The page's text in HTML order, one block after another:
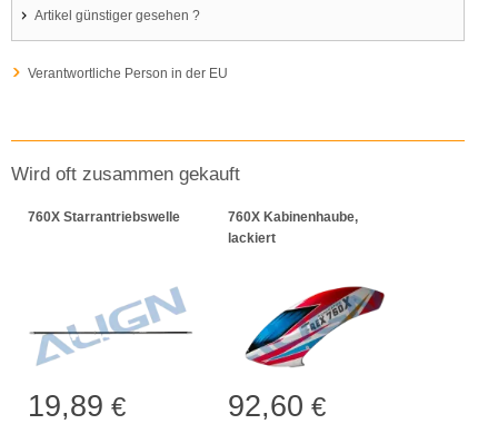
Artikel günstiger gesehen ?
Verantwortliche Person in der EU
Wird oft zusammen gekauft
760X Starrantriebswelle
19,89 €
760X Kabinenhaube,
lackiert
92,60 €